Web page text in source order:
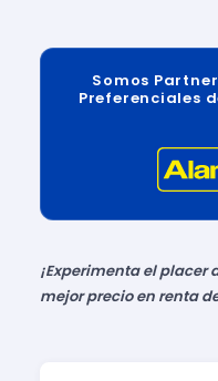
Somos
Preferenciales
¡Experimenta el
mejor precio en renta